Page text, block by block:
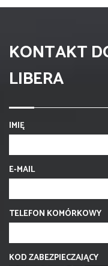
KONTAKT
LIBERA
IMIĘ
E-MAIL
TELEFON KOMÓRKOWY
KOD ZABEZPIECZAJĄCY